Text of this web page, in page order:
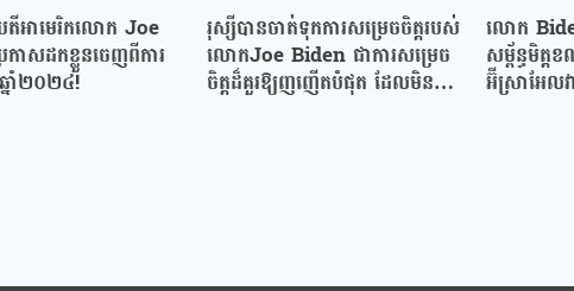
តីអាមេរិកលោក Joe
ាសដកខ្លួនចេញពីការ
នាំ២០២៤!
រុស្សីបានចាត់ទុកការសម្រេចចិត្តរបស់
លោកJoe Biden ជាការសម្រេច
ចិត្តដ៏គួរឱ្យញញើតបំផុត ដែលមិន
លោក
សម្ព័ន្ធមិត្ត
អ៊ីស្រាអែល